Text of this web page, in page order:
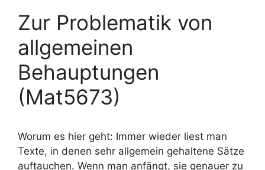
Zur Problematik von
allgemeinen
Behauptungen
(Mat5673)
Worum es hier geht: Immer wieder liest man
Texte, in denen sehr allgemein gehaltene Sätze
auftauchen. Wenn man anfängt, sie genauer zu